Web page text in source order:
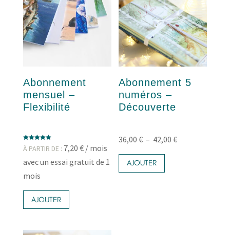
Abonnement
mensuel –
Flexibilité
Note
5.00
À PARTIR DE : 7,20 € / mois
avec un essai gratuit de 1
mois
AJOUTER
a
Abonnement 5
numéros –
Découverte
36,00€ – 42,00€Plage
AJOUTER
a